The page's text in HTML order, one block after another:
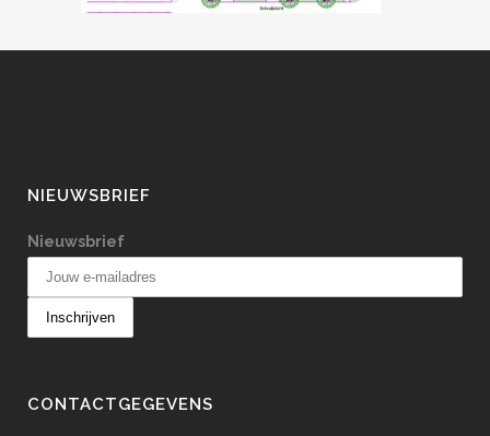
NIEUWSBRIEF
Nieuwsbrief
CONTACTGEGEVENS